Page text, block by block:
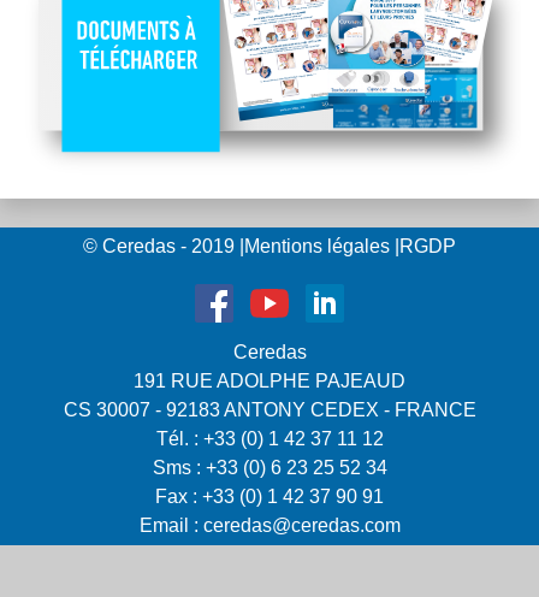
© Ceredas - 2019 Mentions légales RGDP
Ceredas
191 RUE ADOLPHE PAJEAUD
CS 30007 - 92183 ANTONY CEDEX - FRANCE
Tél. : +33 (0) 1 42 37 11 12
Sms : +33 (0) 6 23 25 52 34
Fax : +33 (0) 1 42 37 90 91
Email : ceredas@ceredas.com